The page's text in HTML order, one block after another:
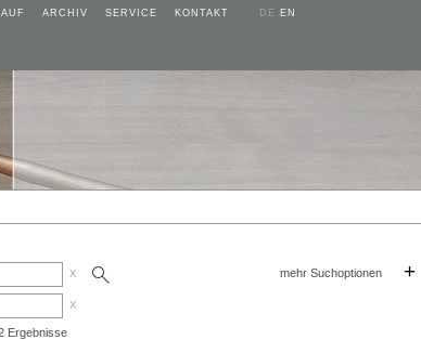
ARCHIV SERVICE KONTAKT DE EN
x mehr Suchoptionen +
x
Ergebnisse